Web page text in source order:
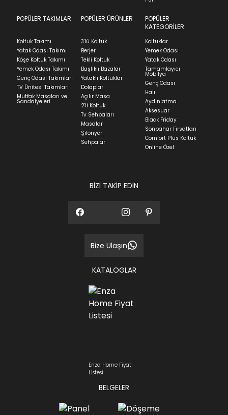
Teslimat
Ev tekstili siparişlerinizin kargoya verilme süresi
ortalama 5-24 iş günüdür.
Yatak siparişlerinizin teslim süresi yaşadığınız şehre
ve ürünün stok durumuna göre ortalama 5-24 iş
günüdür.
Panel ve Döşeme grubu ürün siparişlerinizin teslim
süresi yaşadığınız şehre ve ürünün stok durumuna
göre ortalama 30-45 iş günüdür.
Siparişlerim bölümünden sürecinizi takip edebilirsiniz.
Sıkça Sorulan Sorularbölümünü ziyaret
POPÜLER TAKIMLAR
Koltuk Takımı
Yatak Odası Takımı
Köşe Koltuk Takımı
Yemek Odası Takımı
Genç Odası Takımları
TV Ünitesi Takımları
Mutfak Masaları ve
Sandalyeleri
POPÜLER ÜRÜNLER
3'lü Koltuk
Berjer
Tekli Koltuk
Başlıklı Bazalar
Yataklı Koltuklar
Dolaplar
Açılır Masa
2'li Koltuk
Tv Sehpaları
Masalar
Şifonyer
Sehpalar
POPÜLER
KATEGORİLER
Koltuklar
Yemek Odası
Yatak Odası
Tamamlayıcı
Mobilya
Genç Odası
Halı
Aydınlatma
Aksesuar
Black Friday
Sonbahar Fırsatları
Comfort Plus Koltuk
Online Özel
BİZİ TAKİP EDİN
Bize Ulaşın
KATALOGLAR
Enza Home Fiyat
Listesi
BELGELER